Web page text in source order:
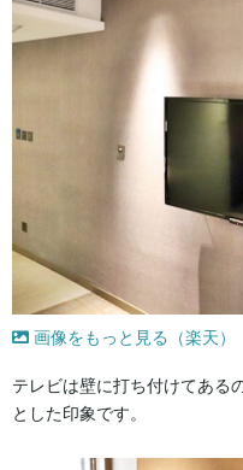
画像をもっと見る（楽天）
テレビは壁に打ち付けてある
とした印象です。